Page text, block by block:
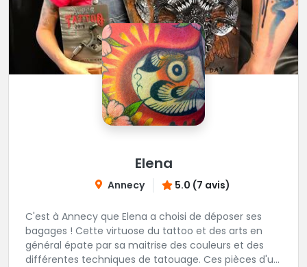
Elena
Annecy 5.0 (7 avis)
C'est à Annecy que Elena a choisi de déposer ses
bagages ! Cette virtuose du tattoo et des arts en
général épate par sa maitrise des couleurs et des
différentes techniques de tatouage. Ces pièces d'un